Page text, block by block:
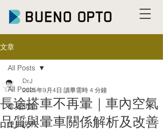
文章
All Posts
常見問題
使用說明
All Posts
長途搭車不再暈｜車內空氣
品質與暈車關係解析及改善
Dr.J
2025年9月4日 讀畢需時 4 分鐘